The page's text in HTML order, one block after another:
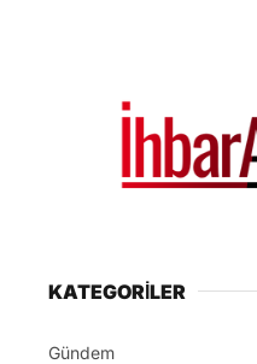
KATEGORİLER
Gündem